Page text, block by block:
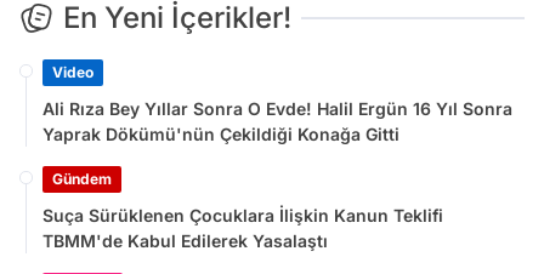
En Yeni İçerikler!
Video
Ali Rıza Bey Yıllar Sonra O Evde! Halil Ergün 16 Yıl Sonra
Yaprak Dökümü'nün Çekildiği Konağa Gitti
Gündem
Suça Sürüklenen Çocuklara İlişkin Kanun Teklifi
TBMM'de Kabul Edilerek Yasalaştı